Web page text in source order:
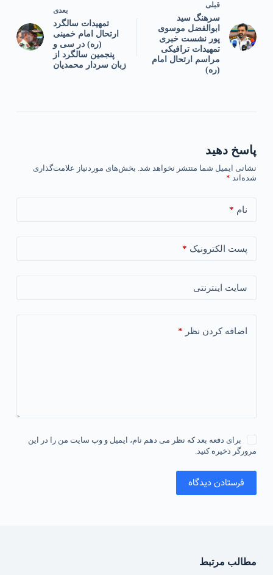
قبلی
سرهنگ سید
ابوالفضل موسوی
پور نشست خبری
تمهیدات ترافیکی
مراسم ارتحال امام
(ره)
بعدی
تمهیدات سالگرد
ارتحال امام خمینی
(ره) در سی و
پنجمین سالگرد از
زبان سردار محمدیان
پاسخ دهید
نشانی ایمیل شما منتشر نخواهد شد. بخش‌های موردنیاز علامت‌گذاری
شده‌اند *
نام *
پست الکترونیک *
سایت اینترنتی
اضافه کردن نظر *
برای دفعه بعد که نظر می دهم نام، ایمیل و وب سایت من را در این
مرورگر ذخیره کنید.
فرستادن دیدگاه
مطالب مرتبط